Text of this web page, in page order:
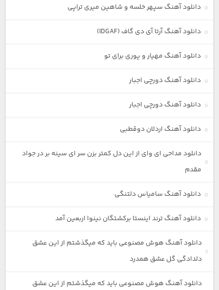
دانلود آهنگ سپهر خلسه و شاهین میری تراپی
دانلود آهنگ آرتا آی دی گاف (IDGAF)
دانلود آهنگ مهیار و پوری برای تو
دانلود آهنگ دورچی اجبار
دانلود آهنگ دورچی اجبار
دانلود آهنگ اردلان دوقطبی
دانلود مداحی ای وای از این دل کمتر بزن سر ای سینه بر در جواد
مقدم
دانلود آهنگ سامیاس دلتنگی
دانلود آهنگ ترند اینستا برکشتگان نینوا اربعین آمد
دانلود آهنگ هوش مصنوعی باید که میگذشتم از این عشق
دلدادگی گل عشق همدرد
دانلود آهنگ هوش مصنوعی باید که میگذشتم از این عشق